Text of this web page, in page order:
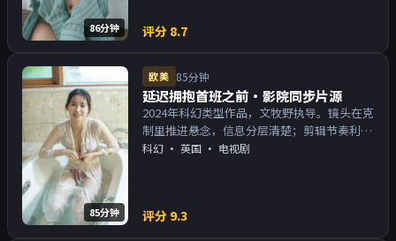
86分钟 评分 8.7
85分钟
欧美 85分钟
延迟拥抱首班之前·影院同步片源
2024年科幻类型作品，文牧野执导。镜头在克
制里推进悬念，信息分层清楚；剪辑节奏利
落，观感顺滑。主演以演技派为主，适合喜欢
科幻 · 英国 · 电视剧
评分 9.3